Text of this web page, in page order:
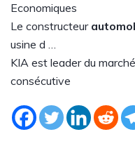
Economiques
Le constructeur
usine d …
KIA est leader du marché
consécutive